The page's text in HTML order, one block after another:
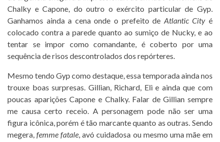
Chalky e Capone, do outro o exército particular de Gyp.
Ganhamos ainda a cena onde o prefeito de Atlantic City é
colocado contra a parede quanto ao sumiço de Nucky, e ao
tentar se impor como comandante, é coberto por uma
sequência de risos descontrolados dos repórteres.
Mesmo tendo Gyp como destaque, essa temporada ainda nos
trouxe boas surpresas. Gillian, Richard, Eli e ainda que com
poucas aparições Capone e Chalky. Falar de Gillian sempre
me causa certo receio. A personagem pode não ser uma
figura icônica, porém é tão marcante quanto as outras. Sendo
megera,femme fatale, avó cuidadosa ou mesmo uma mãe em